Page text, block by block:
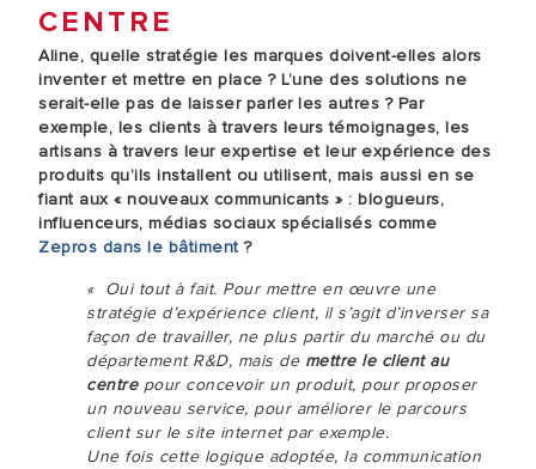
CENTRE
Aline, quelle stratégie les marques doivent-elles alors
inventer et mettre en place ? L’une des solutions ne
serait-elle pas de laisser parler les autres ? Par
exemple, les clients à travers leurs témoignages, les
artisans à travers leur expertise et leur expérience des
produits qu’ils installent ou utilisent, mais aussi en se
fiant aux « nouveaux communicants » : blogueurs,
influenceurs, médias sociaux spécialisés comme
Zepros dans le bâtiment ?
« Oui tout à fait. Pour mettre en œuvre une
stratégie d’expérience client, il s’agit d’inverser sa
façon de travailler, ne plus partir du marché ou du
département R&D, mais de mettre le client au
centrepour concevoir un produit, pour proposer
un nouveau service, pour améliorer le parcours
client sur le site internet par exemple.
Une fois cette logique adoptée, la communication